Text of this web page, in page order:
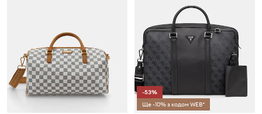
-53%
Ще -10% з кодом WEB*